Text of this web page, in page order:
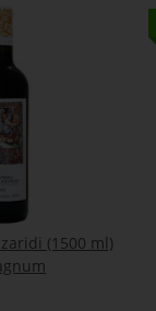
(1500 ml)